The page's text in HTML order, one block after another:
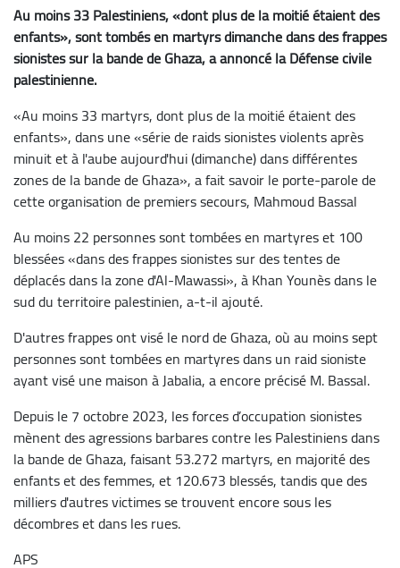
Au moins 33 Palestiniens, «dont plus de la moitié étaient des
enfants», sont tombés en martyrs dimanche dans des frappes
sionistes sur la bande de Ghaza, a annoncé la Défense civile
palestinienne.
«Au moins 33 martyrs, dont plus de la moitié étaient des
enfants», dans une «série de raids sionistes violents après
minuit et à l'aube aujourd'hui (dimanche) dans différentes
zones de la bande de Ghaza», a fait savoir le porte-parole de
cette organisation de premiers secours, Mahmoud Bassal
Au moins 22 personnes sont tombées en martyres et 100
blessées «dans des frappes sionistes sur des tentes de
déplacés dans la zone d'Al-Mawassi», à Khan Younès dans le
sud du territoire palestinien, a-t-il ajouté.
D'autres frappes ont visé le nord de Ghaza, où au moins sept
personnes sont tombées en martyres dans un raid sioniste
ayant visé une maison à Jabalia, a encore précisé M. Bassal.
Depuis le 7 octobre 2023, les forces d’occupation sionistes
mènent des agressions barbares contre les Palestiniens dans
la bande de Ghaza, faisant 53.272 martyrs, en majorité des
enfants et des femmes, et 120.673 blessés, tandis que des
milliers d'autres victimes se trouvent encore sous les
décombres et dans les rues.
APS